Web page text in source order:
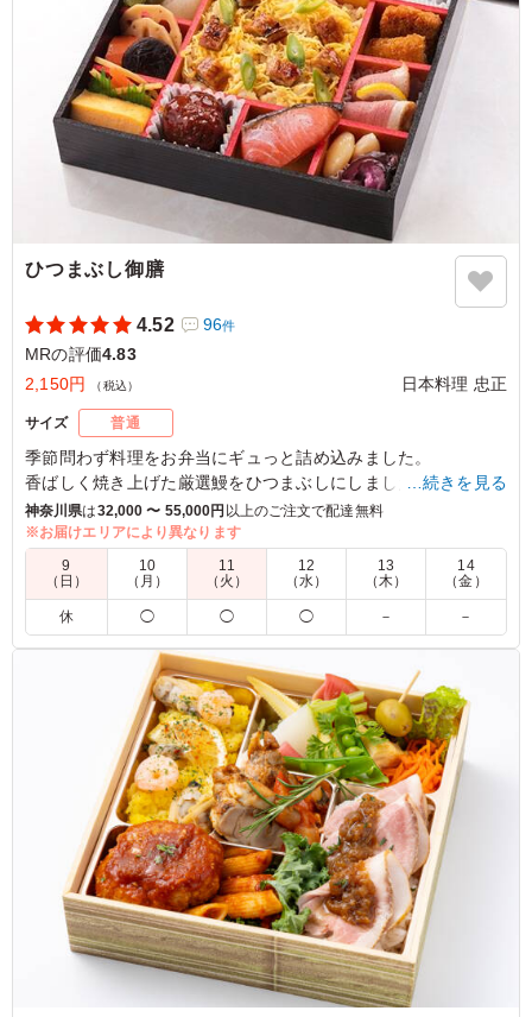
ご利用シーン：会食・接待›MR
東京都練馬区高野台2024/07/24
ひつまぶし御膳
4.52 96件
MRの評価4.83
2,150円
（税込） 日本料理 忠正
サイズ 普通
季節問わず料理をお弁当にギュっと詰め込みました。
香ばしく焼き上げた厳選鰻をひつまぶしにしました。
高級感あふれるお弁当をぜひ味わってください！
5.0 コヴィディエンジャパン株式会社
味付けも良く、おかずの数、量も非常にバランスが良かっ
たです。 お弁当を開けた際に、美味しそうだな、食べた
いなと感じた彩で大変満足しております。 また利用させ
ていただきます。
ご利用シーン：会食・接待›MR
東京都中央区明石町2022/12/27
…続きを見る
神奈川県は32,000 〜 55,000円 以上のご注文で配達無料
※お届けエリアにより異なります
9
（日）
10
（月）
11
（火）
12
（水）
13
（木）
14
（金）
休 ◯ ◯ ◯ － －